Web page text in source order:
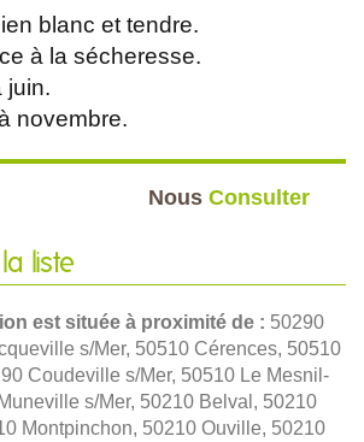
blanc et tendre.
à la sécheresse.
juin.
novembre.
Nous Consulter
liste
est située à proximité de : 50290
s/Mer, 50510 Cérences, 50510
Coudeville s/Mer, 50510 Le Mesnil-
s/Mer, 50210 Belval, 50210
Montpinchon, 50210 Ouville, 50210